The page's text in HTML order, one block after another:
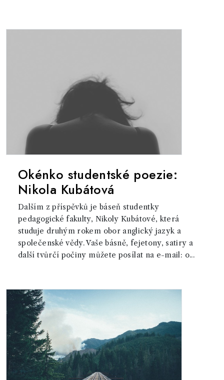
Okénko studentské poezie:
Nikola Kubátová
Dalším z příspěvků je báseň studentky
pedagogické fakulty, Nikoly Kubátové, která
studuje druhým rokem obor anglický jazyk a
společenské vědy. Vaše básně, fejetony, satiry a
další tvůrčí počiny můžete posílat na e-mail: o...